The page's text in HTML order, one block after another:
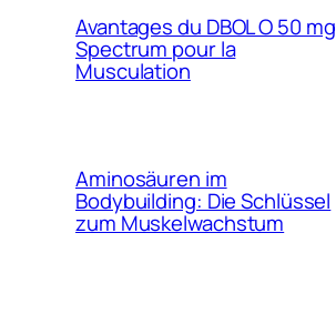
Avantages du DBOL O 50 mg
Spectrum pour la
Musculation
Aminosäuren im
Bodybuilding: Die Schlüssel
zum Muskelwachstum